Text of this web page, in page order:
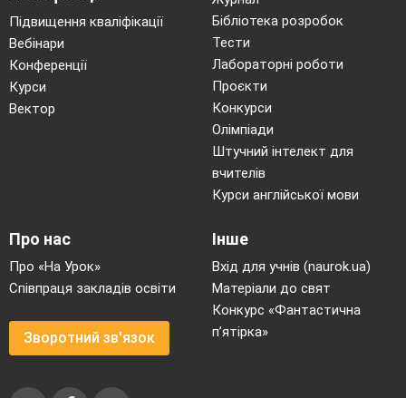
Підвищення кваліфікації
Вебінари
Конференції
Курси
Вектор
Бібліотека розробок
Тести
Лабораторні роботи
Проєкти
Конкурси
Олімпіади
Штучний інтелект для
вчителів
Курси англійської мови
Про нас
Про «На Урок»
Співпраця закладів освіти
Зворотний зв'язок
Інше
Вхід для учнів (naurok.ua)
Матеріали до свят
Конкурс «Фантастична
п’ятірка»